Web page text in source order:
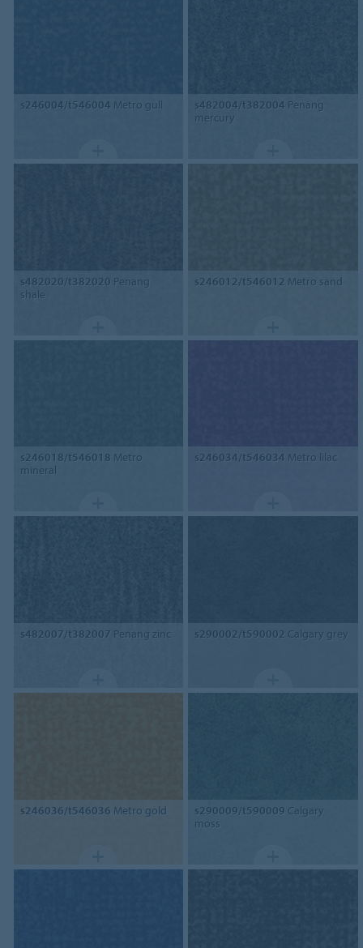
s246004/t546004 Metro gull s482004/t382004 Penang
mercury
s482020/t382020 Penang
shale
s246012/t546012 Metro sand
s246018/t546018 Metro
mineral
s246034/t546034 Metro lilac
s482007/t382007 Penang zinc s290002/t590002 Calgary grey
s246036/t546036 Metro gold s290009/t590009 Calgary
moss